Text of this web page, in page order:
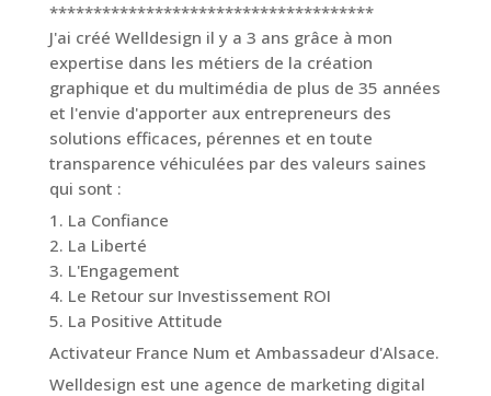
*************************************
J'ai créé Welldesign il y a 3 ans grâce à mon
expertise dans les métiers de la création
graphique et du multimédia de plus de 35 années
et l'envie d'apporter aux entrepreneurs des
solutions efficaces, pérennes et en toute
transparence véhiculées par des valeurs saines
qui sont :
1. La Confiance
2. La Liberté
3. L'Engagement
4. Le Retour sur Investissement ROI
5. La Positive Attitude
Activateur France Num et Ambassadeur d'Alsace.
Welldesign est une agence de marketing digital